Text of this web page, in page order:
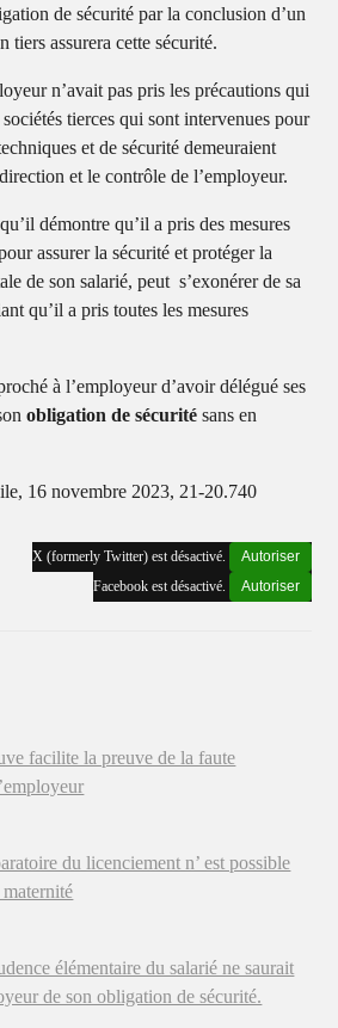
de sécurité par la conclusion d’un
tiers assurera cette sécurité.
n’avait pas pris les précautions qui
tierces qui sont intervenues pour
et de sécurité demeuraient
et le contrôle de l’employeur.
démontre qu’il a pris des mesures
assurer la sécurité et protéger la
de son salarié, peut s’exonérer de sa
qu’il a pris toutes les mesures
à l’employeur d’avoir délégué ses
obligation de sécurité sans en
16 novembre 2023, 21-20.740
X (formerly Twitter) est désactivé.
Autoriser
Facebook est désactivé.
Autoriser
facilite la preuve de la faute
du licenciement n’ est possible
élémentaire du salarié ne saurait
de son obligation de sécurité.